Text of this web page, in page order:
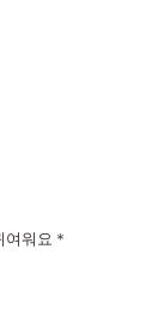
워요＊